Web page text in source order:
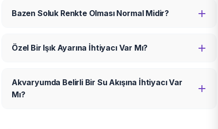
Bazen Soluk Renkte Olması Normal Midir?
Özel Bir Işık Ayarına İhtiyacı Var Mı?
Akvaryumda Belirli Bir Su Akışına İhtiyacı Var
Mı?